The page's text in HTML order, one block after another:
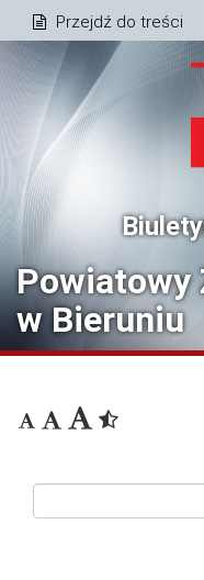
Przejdź do treści
Powiatowy
w Bieruniu